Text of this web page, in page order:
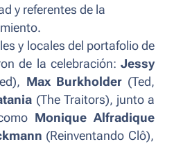
y referentes de la
y locales del portafolio de
de la celebración: Jessy
), Max Burkholder(Ted,
(The Traitors), junto a
Monique Alfradique
(Reinventando Clô),